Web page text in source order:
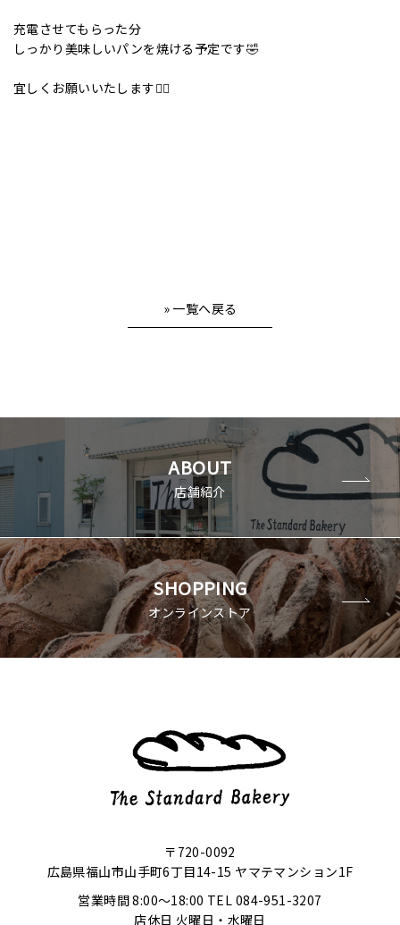
充電させてもらった分
しっかり美味しいパンを焼ける予定です🤣
宜しくお願いいたします🙇‍♂️
» 一覧へ戻る
ABOUT
店舗紹介
SHOPPING
オンラインストア
〒720-0092
広島県福山市山手町6丁目14-15 ヤマテマンション1F
営業時間 8:00～18:00 TEL 084-951-3207
店休日 火曜日・水曜日